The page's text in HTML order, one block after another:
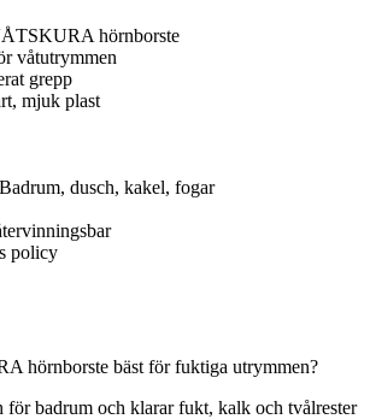
hörnborste
våtutrymmen
grepp
mjuk plast
Badrum, dusch, kakel, fogar
policy
hörnborste bäst för fuktiga utrymmen?
för badrum och klarar fukt, kalk och tvålrester